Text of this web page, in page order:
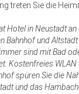
treten Sie die
Hotel in Neustadt an
Bahnhof und
sind mit Bad
Kostenfreies
spüren Sie die
und das